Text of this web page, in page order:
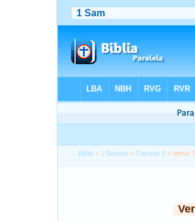
Biblia > 1 Samuel >Capítulo 8 > Verso